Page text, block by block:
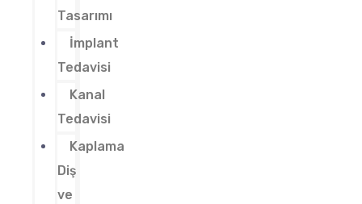
Tasarımı
İmplant
Tedavisi
Kanal
Tedavisi
Kaplama
Diş
ve